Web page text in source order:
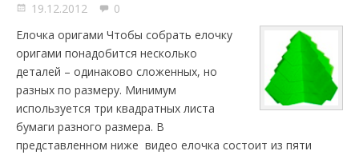
19.12.2012
0
Елочка оригами Чтобы собрать елочку
оригами понадобится несколько
деталей – одинаково сложенных, но
разных по размеру. Минимум
используется три квадратных листа
бумаги разного размера. В
представленном ниже видео елочка состоит из пяти